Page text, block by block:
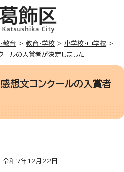
教育 > 教育・学校 > 小学校・中学校 >
ルの入賞者が決定しました
想文コンクールの入賞者
和7年12月22日